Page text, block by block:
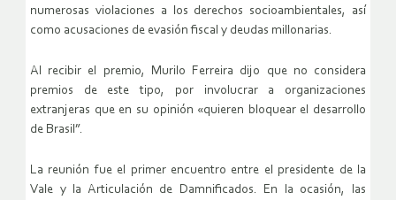
numerosas violaciones a los derechos socioambientales, así
como acusaciones de evasión fiscal y deudas millonarias.
Al recibir el premio, Murilo Ferreira dijo que no considera
premios de este tipo, por involucrar a organizaciones
extranjeras que en su opinión «quieren bloquear el desarrollo
de Brasil”.
La reunión fue el primer encuentro entre el presidente de la
Vale y la Articulación de Damnificados. En la ocasión, las